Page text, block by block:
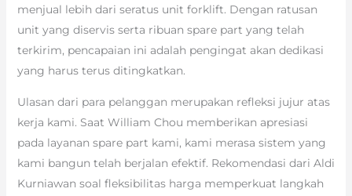
menjual lebih dari seratus unit forklift. Dengan ratusan
unit yang diservis serta ribuan spare part yang telah
terkirim, pencapaian ini adalah pengingat akan dedikasi
yang harus terus ditingkatkan.
Ulasan dari para pelanggan merupakan refleksi jujur atas
kerja kami. Saat William Chou memberikan apresiasi
pada layanan spare part kami, kami merasa sistem yang
kami bangun telah berjalan efektif. Rekomendasi dari Aldi
Kurniawan soal fleksibilitas harga memperkuat langkah